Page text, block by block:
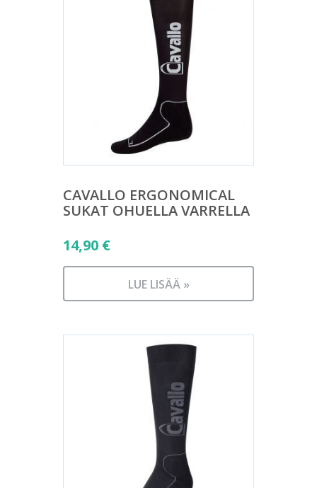
CAVALLO ERGONOMICAL
SUKAT OHUELLA VARRELLA
14,90 €
LUE LISÄÄ »